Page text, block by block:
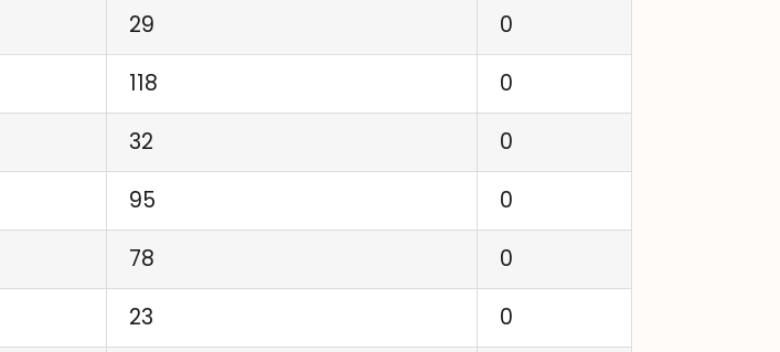
29
0
118
0
32
0
95
0
78
0
23
0